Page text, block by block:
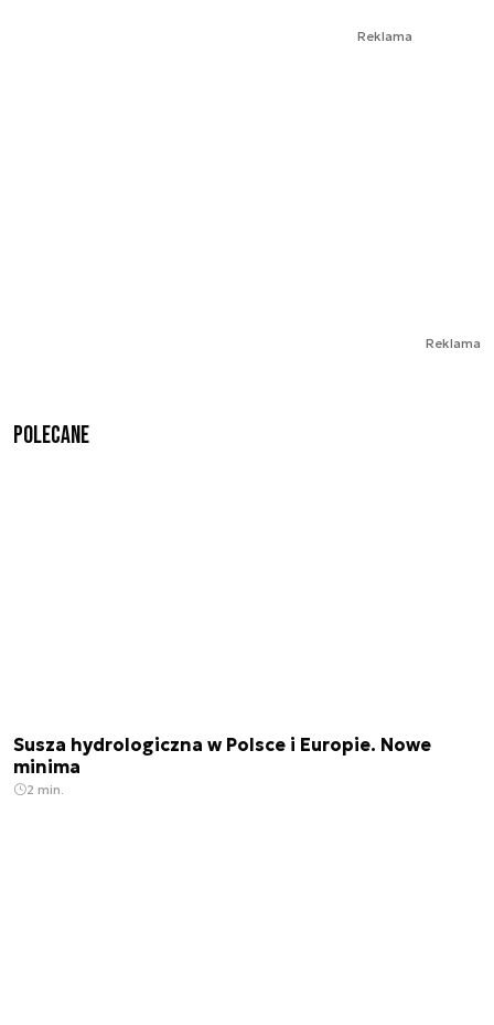
Reklama
Reklama
Polecane
Susza hydrologiczna w Polsce i Europie. Nowe
minima
2 min.